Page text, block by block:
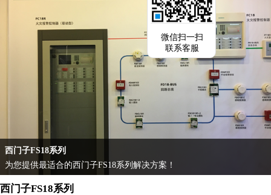
西门子FS18系列
为您提供最适合的西门子FS18系列解决方案！
西门子FS18系列
微信扫一扫
联系客服